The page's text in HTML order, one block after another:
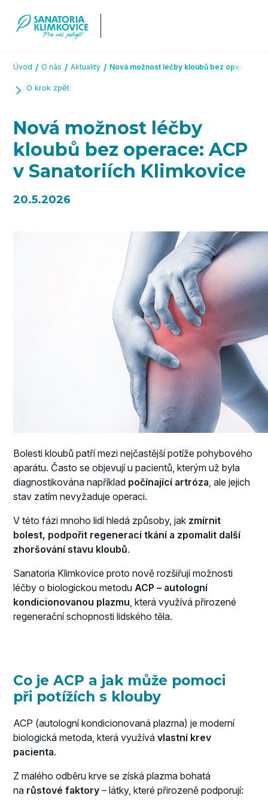
Úvod O nás Aktuality Nová možnost léčby kloubů bez operace:
O krok zpět
Nová možnost léčby
kloubů bez operace: ACP
v Sanatoriích Klimkovice
20.5.2026
Bolesti kloubů patří mezi nejčastější potíže pohybového
aparátu. Často se objevují u pacientů, kterým už byla
diagnostikována například počínající artróza, ale jejich
stav zatím nevyžaduje operaci.
V této fázi mnoho lidí hledá způsoby, jak zmírnit
bolest, podpořit regeneraci tkání a zpomalit další
zhoršování stavu kloubů.
Sanatoria Klimkovice proto nově rozšiřují možnosti
léčby o biologickou metoduACP – autologní
kondicionovanou plazmu, která využívá přirozené
regenerační schopnosti lidského těla.
Co je ACP a jak může pomoci
při potížích s klouby
ACP (autologní kondicionovaná plazma) je moderní
biologická metoda, která využívávlastní krev
pacienta.
Z malého odběru krve se získá plazma bohatá
na růstové faktory – látky, které přirozeně podporují: